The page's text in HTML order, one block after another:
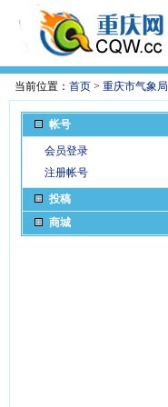
当前位置： 首页 > 重庆市气象局
帐号
会员登录
注册帐号
投稿
商城